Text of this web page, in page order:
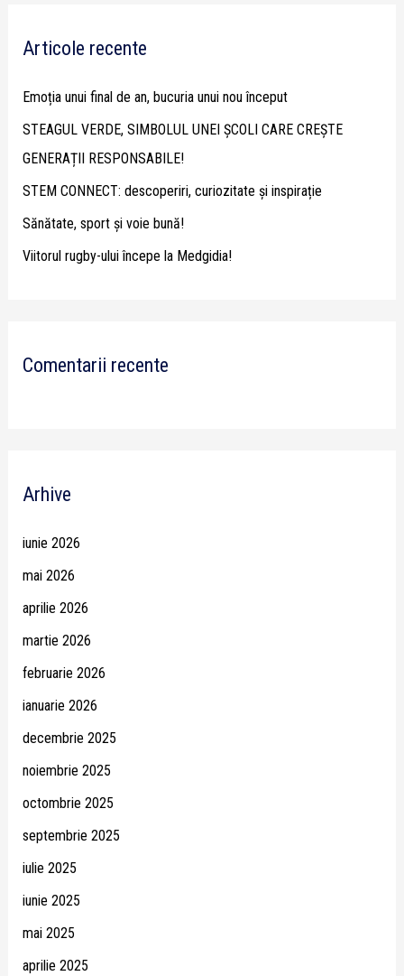
c
o
r
:
Articole recente
Emoția unui final de an, bucuria unui nou început
STEAGUL VERDE, SIMBOLUL UNEI ȘCOLI CARE CREȘTE
GENERAȚII RESPONSABILE!
STEM CONNECT: descoperiri, curiozitate și inspirație
Sănătate, sport și voie bună!
Viitorul rugby-ului începe la Medgidia!
Comentarii recente
Arhive
iunie 2026
mai 2026
aprilie 2026
martie 2026
februarie 2026
ianuarie 2026
decembrie 2025
noiembrie 2025
octombrie 2025
septembrie 2025
iulie 2025
iunie 2025
mai 2025
aprilie 2025